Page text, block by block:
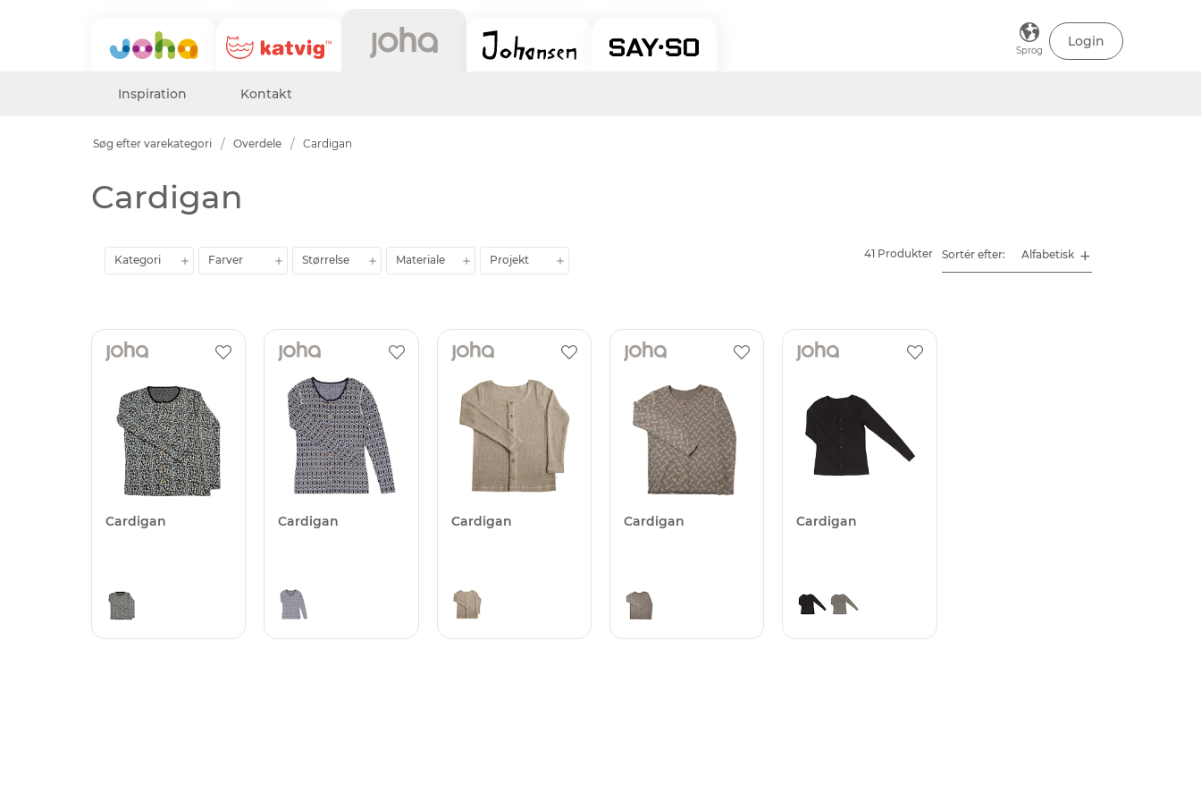
Sprog
Login
Inspiration Kontakt
Søg efter varekategori Overdele Cardigan
Cardigan
Kategori Farver Størrelse Materiale Projekt Sortér efter:
41 Produkter
Cardigan Cardigan Cardigan Cardigan Cardigan